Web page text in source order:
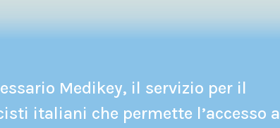
Medikey, il servizio per il
italiani che permette l’accesso a